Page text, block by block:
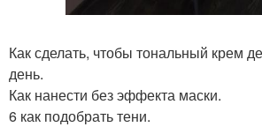
Как сделать, чтобы тональный крем
день.
Как нанести без эффекта маски.
6 как подобрать тени.